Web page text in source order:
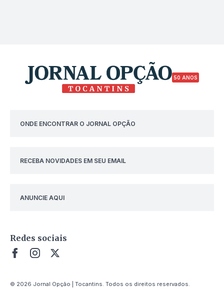
50 ANOS
ONDE ENCONTRAR O JORNAL OPÇÃO
RECEBA NOVIDADES EM SEU EMAIL
ANUNCIE AQUI
Redes sociais
© 2026 Jornal Opção | Tocantins. Todos os direitos reservados.